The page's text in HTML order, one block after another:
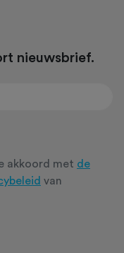
nieuwsbrief.
akkoord met de
van